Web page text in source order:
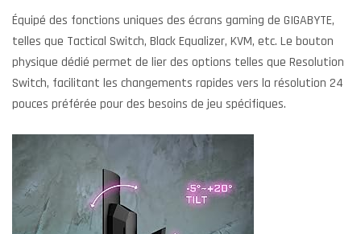
Équipé des fonctions uniques des écrans gaming de GIGABYTE,
telles que Tactical Switch, Black Equalizer, KVM, etc. Le bouton
physique dédié permet de lier des options telles que Resolution
Switch, facilitant les changements rapides vers la résolution 24
pouces préférée pour des besoins de jeu spécifiques.